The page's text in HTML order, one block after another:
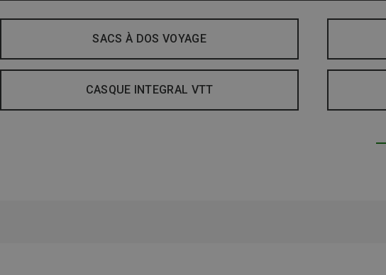
SACS À DOS VOYAGE
CASQUE INTEGRAL VTT